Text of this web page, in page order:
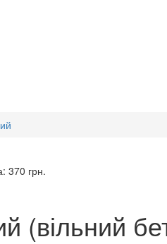
370 грн.
(вільний